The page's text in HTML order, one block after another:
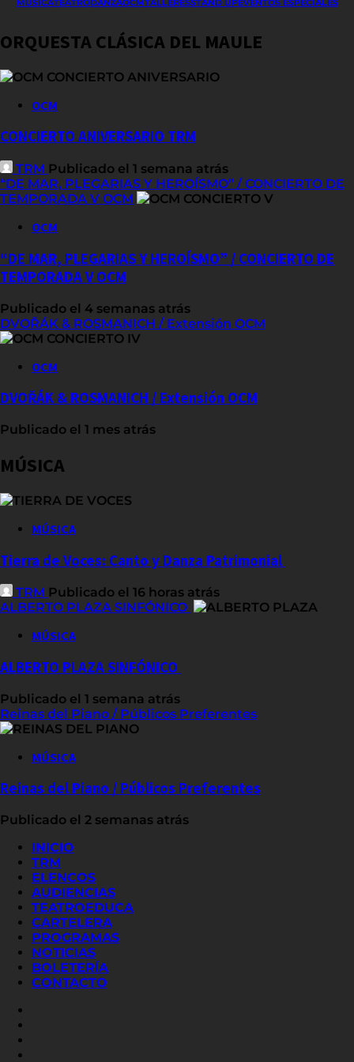
MÚSICATEATRODANZAOCMTALLERESSTAND UPEVENTOS ESPECIALES
ORQUESTA CLÁSICA DEL MAULE
OCM
CONCIERTO ANIVERSARIO TRM
TRM Publicado el 1 semana atrás
“DE MAR, PLEGARIAS Y HEROÍSMO” / CONCIERTO DE
TEMPORADA V OCM
OCM
“DE MAR, PLEGARIAS Y HEROÍSMO” / CONCIERTO DE
TEMPORADA V OCM
Publicado el 4 semanas atrás
DVOŘÁK & ROSMANICH / Extensión OCM
OCM
DVOŘÁK & ROSMANICH / Extensión OCM
Publicado el 1 mes atrás
MÚSICA
MÚSICA
Tierra de Voces: Canto y Danza Patrimonial
TRM Publicado el 16 horas atrás
ALBERTO PLAZA SINFÓNICO
MÚSICA
ALBERTO PLAZA SINFÓNICO
Publicado el 1 semana atrás
Reinas del Piano / Públicos Preferentes
MÚSICA
Reinas del Piano / Públicos Preferentes
Publicado el 2 semanas atrás
INICIO
TRM
ELENCOS
AUDIENCIAS
TEATROEDUCA
CARTELERA
PROGRAMAS
NOTICIAS
BOLETERÍA
CONTACTO